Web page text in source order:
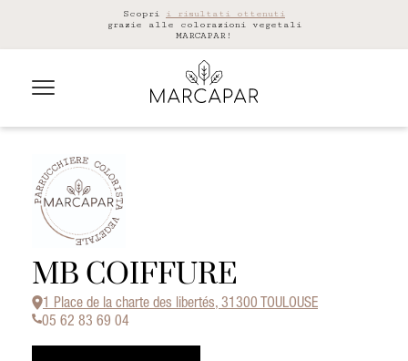
Scopri i risultati ottenuti
grazie alle colorazioni vegetali
MARCAPAR!
MB COIFFURE
1 Place de la charte des libertés, 31300 TOULOUSE
05 62 83 69 04